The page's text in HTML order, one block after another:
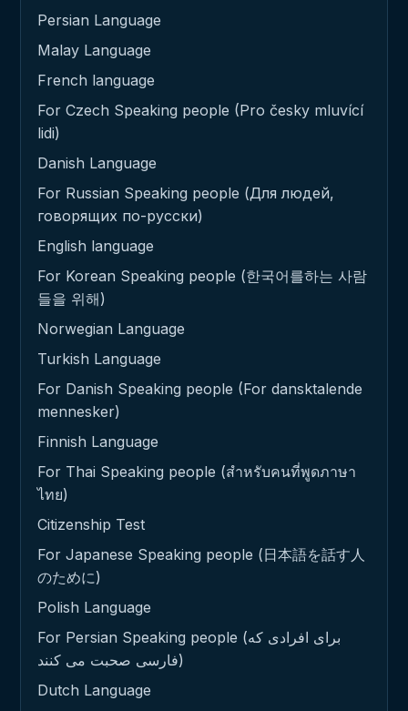
Persian Language
Malay Language
French language
For Czech Speaking people (Pro česky mluvící
lidi)
Danish Language
For Russian Speaking people (Для людей,
говорящих по-русски)
English language
For Korean Speaking people (한국어를하는 사람
들을 위해)
Norwegian Language
Turkish Language
For Danish Speaking people (For dansktalende
mennesker)
Finnish Language
For Thai Speaking people (สำหรับคนที่พูดภาษา
ไทย)
Citizenship Test
For Japanese Speaking people (日本語を話す人
のために)
Polish Language
For Persian Speaking people (برای افرادی که
فارسی صحبت می کنند)
Dutch Language